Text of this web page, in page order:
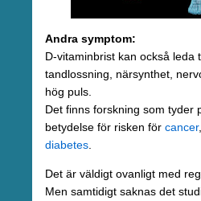
Andra symptom:
D-vitaminbrist kan också leda
tandlossning, närsynthet,
hög puls.
Det finns forskning som tyder
betydelse för risken för cancer
diabetes
Det är väldigt ovanligt med
Men samtidigt saknas det